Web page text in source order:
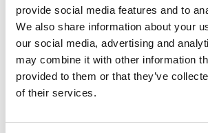
provide social media features and to
We also share information about your
our social media, advertising and
may combine it with other information
provided to them or that they’ve
of their services.
In deze les leer je hoe je een
Je bedenkt wat je het beste
doen. Dat is handig, want zo deel